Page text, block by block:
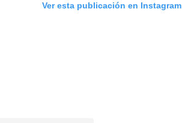
Ver esta publicación en Instagram